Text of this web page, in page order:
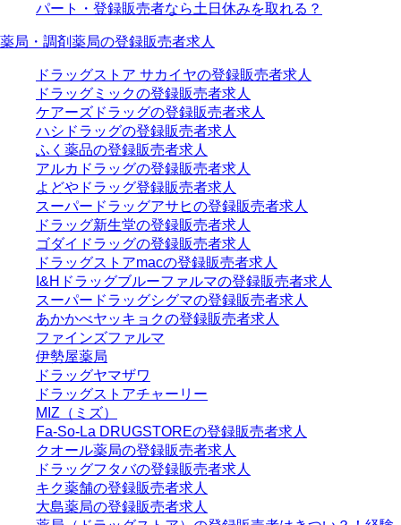
パート・登録販売者なら土日休みを取れる？
薬局・調剤薬局の登録販売者求人
ドラッグストア サカイヤの登録販売者求人
ドラッグミックの登録販売者求人
ケアーズドラッグの登録販売者求人
ハシドラッグの登録販売者求人
ふく薬品の登録販売者求人
アルカドラッグの登録販売者求人
よどやドラッグ登録販売者求人
スーパードラッグアサヒの登録販売者求人
ドラッグ新生堂の登録販売者求人
ゴダイドラッグの登録販売者求人
ドラッグストアmacの登録販売者求人
I&Hドラッグブルーファルマの登録販売者求人
スーパードラッグシグマの登録販売者求人
あかかべヤッキョクの登録販売者求人
ファインズファルマ
伊勢屋薬局
ドラッグヤマザワ
ドラッグストアチャーリー
MIZ（ミズ）
Fa-So-La DRUGSTOREの登録販売者求人
クオール薬局の登録販売者求人
ドラッグフタバの登録販売者求人
キク薬舗の登録販売者求人
大島薬局の登録販売者求人